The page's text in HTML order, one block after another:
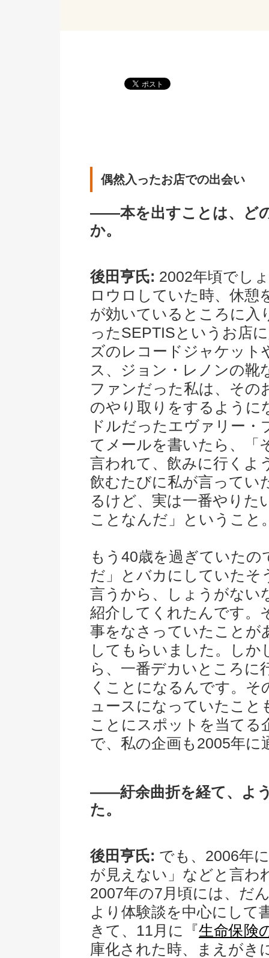
偶然入ったお店での出会い
――本を出すことは、ど
か。
後田亨氏: 2002年頃でし
ロウロしていた時、休憩
が効いているところに入
ったSEPTISというお店
ズのレコードジャケット
ス、ジョン・レノンの靴
ファンだった私は、その
のやり取りをするように
ドルだったエヴァリー
てメールを書いたら、「
言われて、飲みに行くよ
飲むたびに私が言ってい
るけど、実は一番やりた
ことなんだ」ということ
もう40歳を過ぎていた
だ」とバカにしていたそ
言うから、しょうがない
紹介してくれたんです。
事をなさっていたことが
してもらいました。しか
ら、一番デカいところに
くことになるんです。そ
ュースになっていたこと
ことにスポットを当てる
で、私の企画も2005年に
――紆余曲折を経て、よ
た。
後田亨氏: でも、2006年
が見えない」などと言わ
2007年の7月頃には、だ
より体験談を中心にして
きて、11月に『生命保険
庫化された時、まえがき